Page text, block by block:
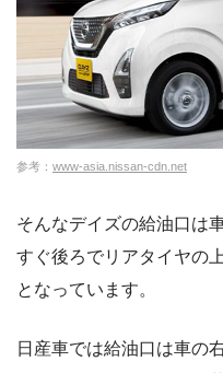
参考： www-asia.nissan-cdn.net
そんなデイズの給油口は
すぐ後ろでリアタイヤの
となっています。
日産車では給油口は車の